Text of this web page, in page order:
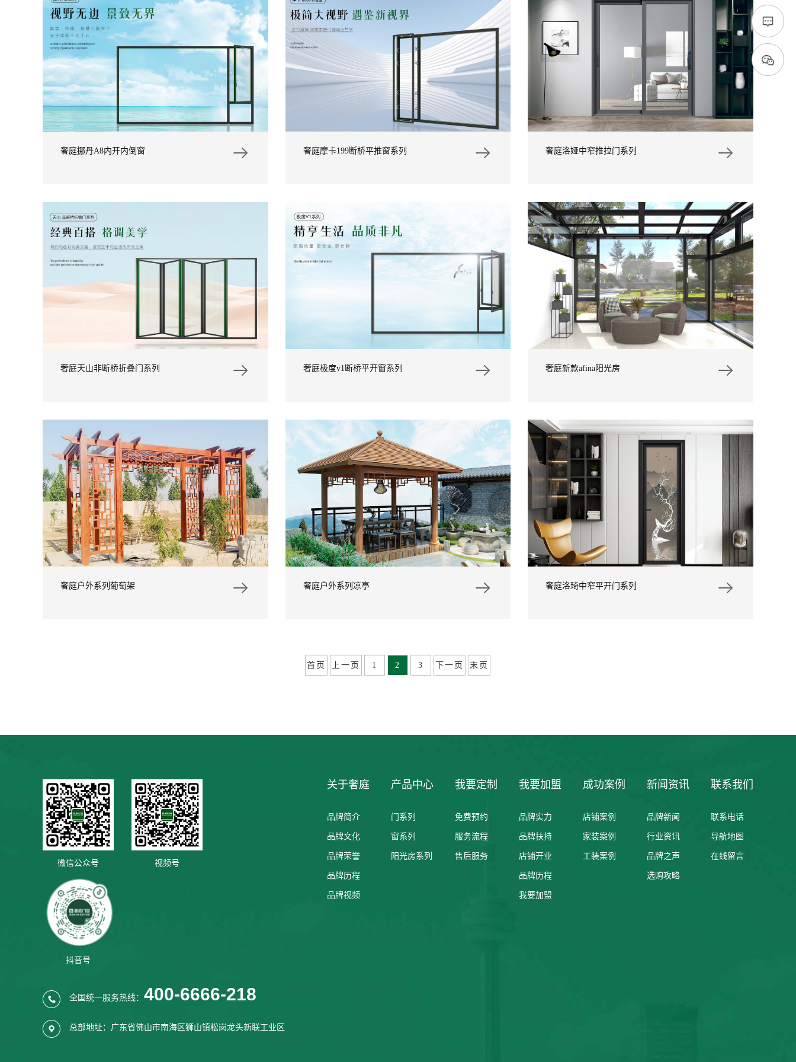
奢庭挪丹A8内开内倒窗 奢庭摩卡199断桥平推窗系列 奢庭洛娅中窄推拉门系列
奢庭天山非断桥折叠门系列 奢庭极度v1断桥平开窗系列 奢庭新款afina阳光房
奢庭户外系列葡萄架 奢庭户外系列凉亭 奢庭洛琦中窄平开门系列
首页 上一页 1 2 3 下一页 末页
微信公众号 视频号
抖音号
全国统一服务热线： 400-6666-218
总部地址：广东省佛山市南海区狮山镇松岗龙头新联工业区
关于奢庭
品牌简介
品牌文化
品牌荣誉
品牌历程
品牌视频
产品中心
门系列
窗系列
阳光房系列
我要定制
免费预约
服务流程
售后服务
我要加盟
品牌实力
品牌扶持
店铺开业
品牌历程
我要加盟
成功案例
店铺案例
家装案例
工装案例
新闻资讯
品牌新闻
行业资讯
品牌之声
选购攻略
联系我们
联系电话
导航地图
在线留言